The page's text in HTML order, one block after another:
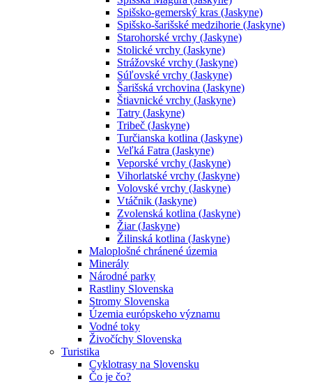
Spišsko-gemerský kras (Jaskyne)
Spišsko-šarišské medzihorie (Jaskyne)
Starohorské vrchy (Jaskyne)
Stolické vrchy (Jaskyne)
Strážovské vrchy (Jaskyne)
Súľovské vrchy (Jaskyne)
Šarišská vrchovina (Jaskyne)
Štiavnické vrchy (Jaskyne)
Tatry (Jaskyne)
Tribeč (Jaskyne)
Turčianska kotlina (Jaskyne)
Veľká Fatra (Jaskyne)
Veporské vrchy (Jaskyne)
Vihorlatské vrchy (Jaskyne)
Volovské vrchy (Jaskyne)
Vtáčnik (Jaskyne)
Zvolenská kotlina (Jaskyne)
Žiar (Jaskyne)
Žilinská kotlina (Jaskyne)
Maloplošné chránené územia
Minerály
Národné parky
Rastliny Slovenska
Stromy Slovenska
Územia európskeho významu
Vodné toky
Živočíchy Slovenska
Turistika
Cyklotrasy na Slovensku
Čo je čo?